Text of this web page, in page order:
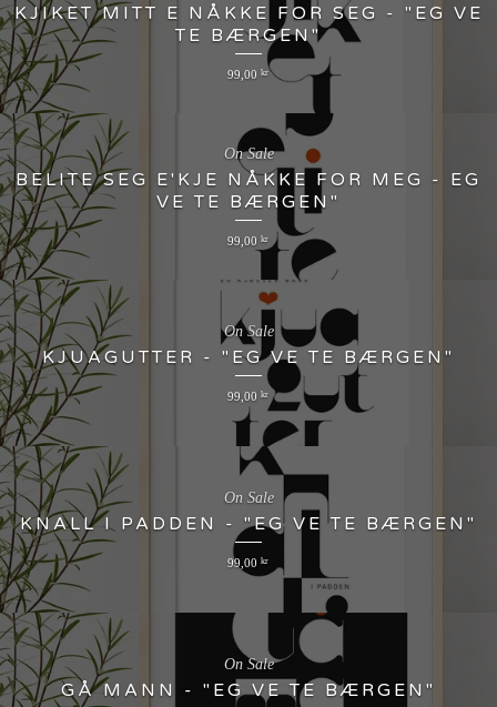
KJIKET MITT E NÅKKE FOR SEG - "EG VE
TE BÆRGEN"
99,00 kr
BELITE SEG E'KJE NÅKKE FOR MEG - EG
VE TE BÆRGEN"
99,00 kr
On Sale
KJUAGUTTER - "EG VE TE BÆRGEN"
99,00 kr
On Sale
KNALL I PADDEN - "EG VE TE BÆRGEN"
99,00 kr
On Sale
GÅ MANN - "EG VE TE BÆRGEN"
On Sale